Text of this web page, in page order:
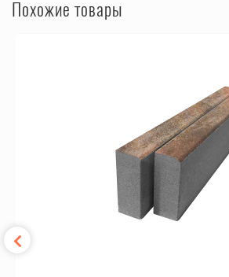
Похожие товары